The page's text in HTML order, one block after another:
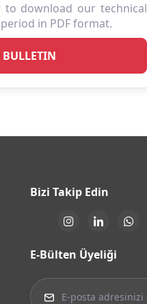
download our technical
in PDF format.
Bizi Takip Edin
E-Bülten Üyeliği